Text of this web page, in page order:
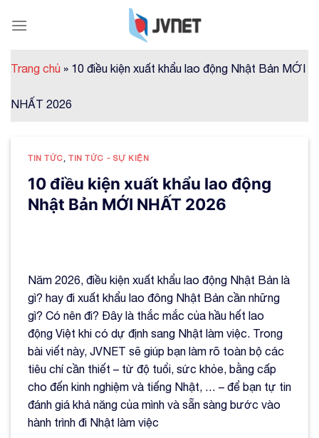
Trang chủ » 10 điều kiện xuất khẩu lao động Nhật Bản MỚI
NHẤT 2026
TIN TỨC ,TIN TỨC - SỰ KIỆN
10 điều kiện xuất khẩu lao động
Nhật Bản MỚI NHẤT 2026
Năm 2026, điều kiện xuất khẩu lao động Nhật Bản là
gì? hay đi xuất khẩu lao đông Nhật Bản cần những
gì? Có nên đi? Đây là thắc mắc của hầu hết lao
động Việt khi có dự định sang Nhật làm việc. Trong
bài viết này, JVNET sẽ giúp bạn làm rõ toàn bộ các
tiêu chí cần thiết – từ độ tuổi, sức khỏe, bằng cấp
cho đến kinh nghiệm và tiếng Nhật, … – để bạn tự tin
đánh giá khả năng của mình và sẵn sàng bước vào
hành trình đi Nhật làm việc